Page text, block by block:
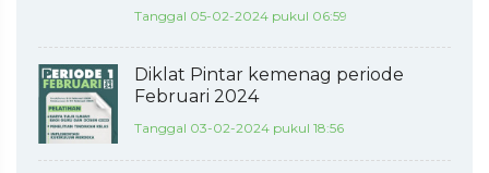
Tanggal 05-02-2024 pukul 06:59
Diklat Pintar kemenag periode
Februari 2024
Tanggal 03-02-2024 pukul 18:56